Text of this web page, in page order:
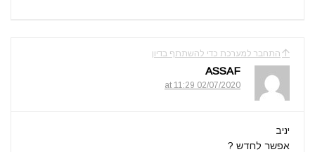
התחבר למערכת כדי להשתתף בדיון
ASSAF
02/07/2020 at 11:29
יניב
אפשר לחדש ?